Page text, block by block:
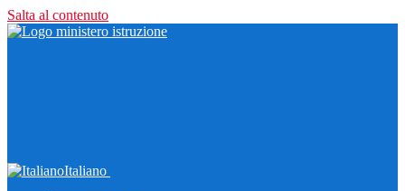
Salta al contenuto
Italiano